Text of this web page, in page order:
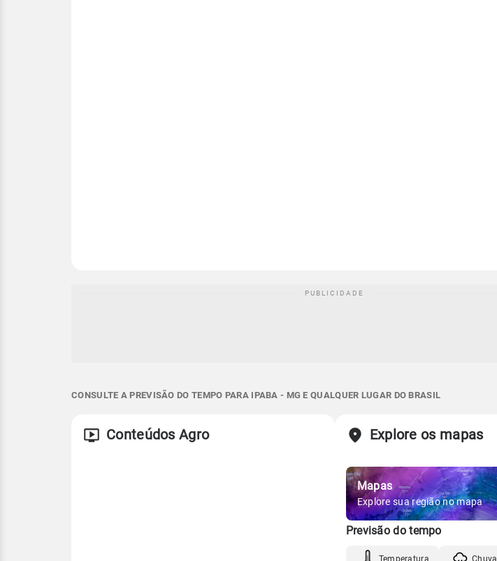
CONSULTE A PREVISÃO DO TEMPO PARA IPABA - MG E QUALQUER LUGAR DO BRASIL
Conteúdos Agro Explore os mapas
Mapas
Explore sua região no mapa
Previsão do tempo
Temperatura Chuva